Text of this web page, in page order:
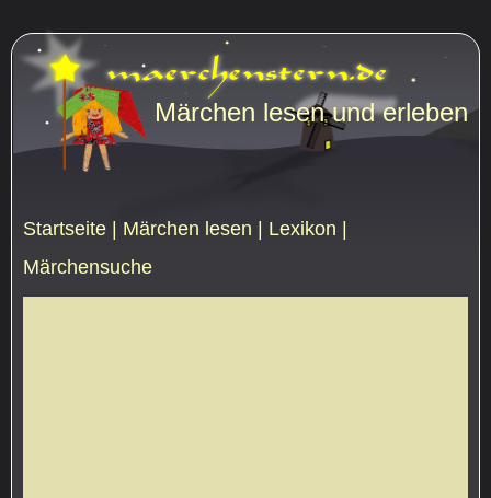
Startseite | Märchen lesen | Lexikon |
Märchensuche
Märchen lesen und erleben